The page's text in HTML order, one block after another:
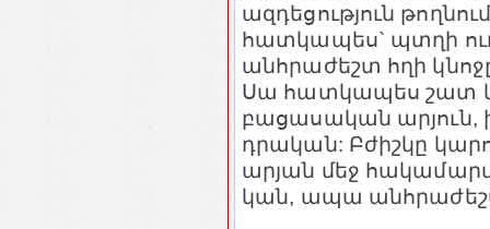
ազդեցություն
հատկապես` պտղի
անհրաժեշտ հղի
Սա հատկապես շատ
բացասական արյուն,
դրական: Բժիշկը
արյան մեջ
կան, ապա անհրաժեշտ